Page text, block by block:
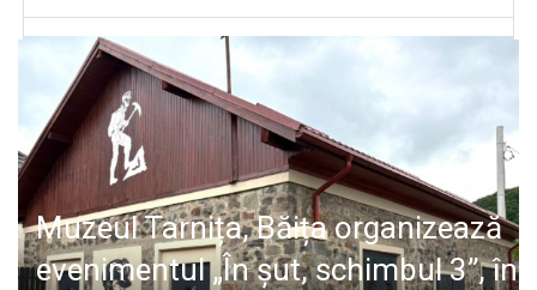
SANATATE
SPORT
SPECIAL
POLITIC
LIFE
Muzeul Tarnița, Băița organizează
evenimentul „În șut, schimbul 3”, în